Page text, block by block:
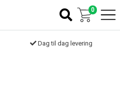
0
Dag til dag levering